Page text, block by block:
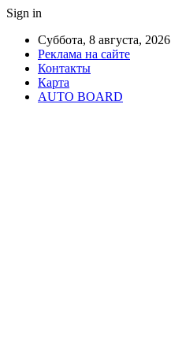
Sign in
Суббота, 8 августа, 2026
Реклама на сайте
Контакты
Карта
AUTO BOARD